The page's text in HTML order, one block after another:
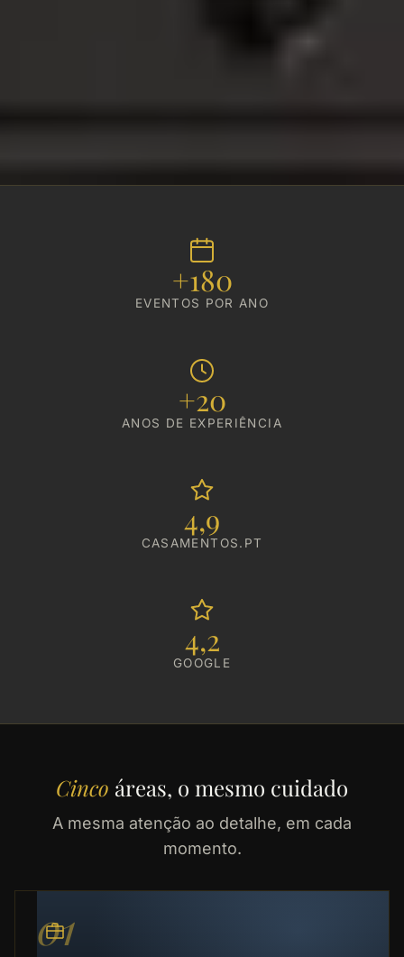
A PH Eventos em números
+180
EVENTOS POR ANO
+20
ANOS DE EXPERIÊNCIA
4,9
CASAMENTOS.PT
4,2
GOOGLE
Cinco áreas, o mesmo cuidado
A mesma atenção ao detalhe, em cada
momento.
01